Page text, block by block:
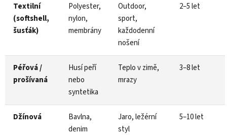
Textilní
(softshell,
šusťák)
Polyester,
nylon,
membrány
Outdoor,
sport,
každodenní
nošení
2–5 let
Péřová /
prošívaná
Husí peří
nebo
syntetika
Teplo v zimě,
mrazy
3–8 let
Džínová
Bavlna,
denim
Jaro, ležérní
styl
5–10 let